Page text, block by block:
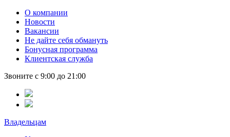
О компании
Новости
Вакансии
Не дайте себя обмануть
Бонусная программа
Клиентская служба
Звоните с 9:00 до 21:00
Владельцам